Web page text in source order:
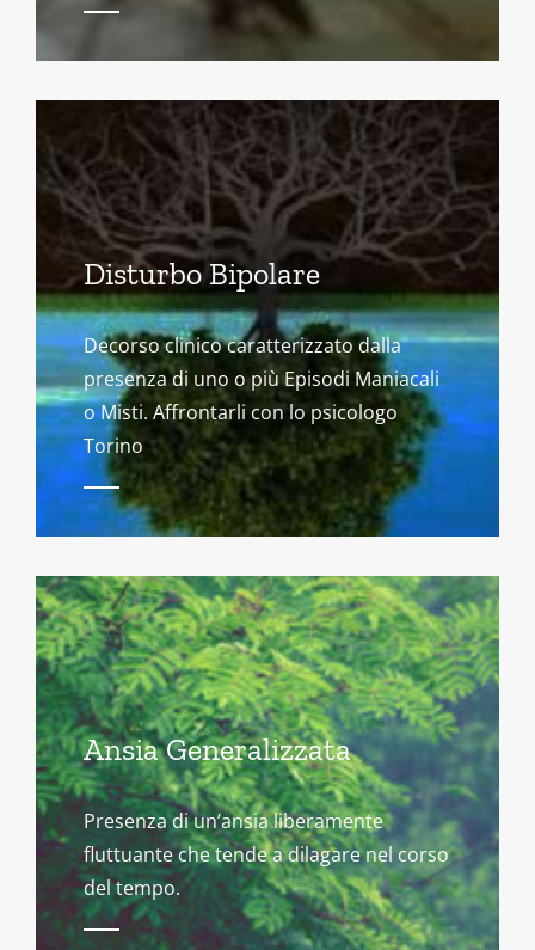
Disturbo Bipolare
Decorso clinico caratterizzato dalla
presenza di uno o più Episodi Maniacali
o Misti. Affrontarli con lo psicologo
Torino
Ansia Generalizzata
Presenza di un’ansia liberamente
fluttuante che tende a dilagare nel corso
del tempo.